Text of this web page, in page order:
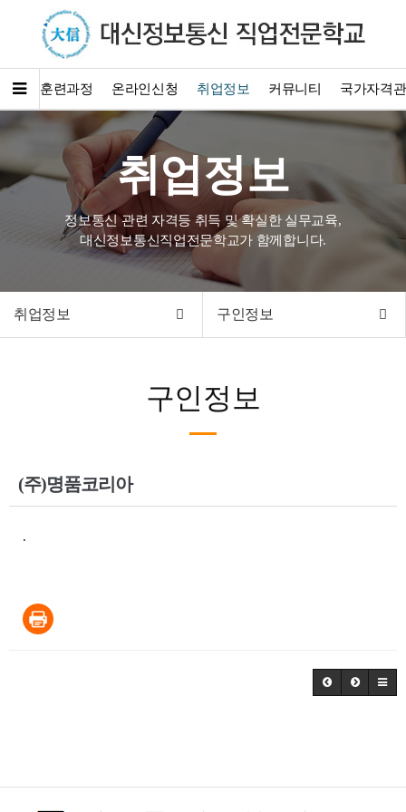
개 훈련과정 온라인신청 취업정보 커뮤니티 국가자격
취업정보
정보통신 관련 자격등 취득 및 확실한 실무교육,
대신정보통신직업전문학교가 함께합니다.
취업정보 구인정보
구인정보
(주)명품코리아
.